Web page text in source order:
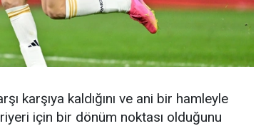
karşıya kaldığını ve ani bir hamleyle
için bir dönüm noktası olduğunu